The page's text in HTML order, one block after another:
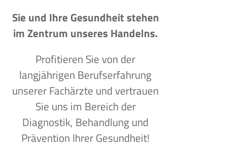
Sie und Ihre Gesundheit stehen
im Zentrum unseres Handelns.
Profitieren Sie von der
langjährigen Berufserfahrung
unserer Fachärzte und vertrauen
Sie uns im Bereich der
Diagnostik, Behandlung und
Prävention Ihrer Gesundheit!